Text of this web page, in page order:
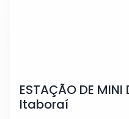
ESTAÇÃO DE MINI
Itaboraí